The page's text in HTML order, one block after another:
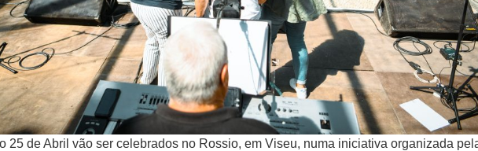
25 de Abril vão ser celebrados no Rossio, em Viseu, numa iniciativa organizada